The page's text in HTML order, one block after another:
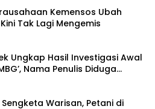
Kemensos Ubah
Tak Lagi Mengemis
Ungkap Hasil Investigasi Awal
Nama Penulis Diduga
Persetujuan
Warisan, Petani di